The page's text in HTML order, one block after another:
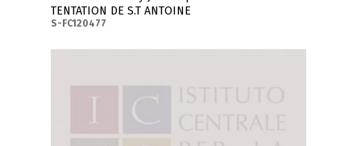
TENTATION DE S.T ANTOINE
S-FC120477